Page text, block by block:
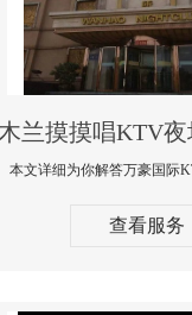
查看服务